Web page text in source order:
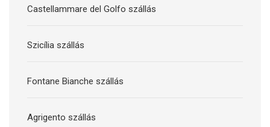
Castellammare del Golfo szállás
Szicília szállás
Fontane Bianche szállás
Agrigento szállás